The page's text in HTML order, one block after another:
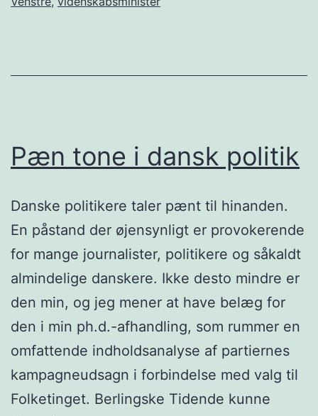
Pæn tone i dansk politik
Danske politikere taler pænt til hinanden.
En påstand der øjensynligt er provokerende
for mange journalister, politikere og såkaldt
almindelige danskere. Ikke desto mindre er
den min, og jeg mener at have belæg for
den i min ph.d.-afhandling, som rummer en
omfattende indholdsanalyse af partiernes
kampagneudsagn i forbindelse med valg til
Folketinget. Berlingske Tidende kunne